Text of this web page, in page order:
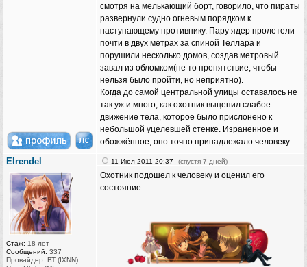
смотря на мелькающий борт, говорило, что пираты
развернули судно огневым порядком к
наступающему противнику. Пару ядер пролетели
почти в двух метрах за спиной Теллара и
порушили несколько домов, создав метровый
завал из обломком(не то препятствие, чтобы
нельзя было пройти, но неприятно).
Когда до самой центральной улицы оставалось не
так уж и много, как охотник выцепил слабое
движение тела, которое было прислонено к
небольшой уцелевшей стенке. Израненное и
обожжённое, оно точно принадлежало человеку...
Elrendel
Стаж: 18 лет
Сообщений: 337
Провайдер: ВТ (IXNN)
11-Июл-2011 20:37 (спустя 7 дней)
Охотник подошел к человеку и оценил его
состояние.